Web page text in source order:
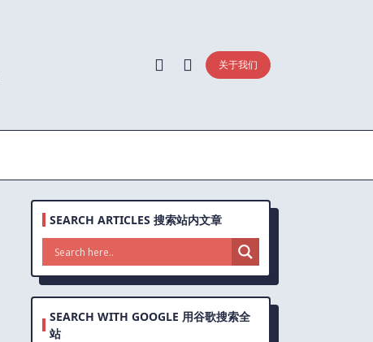
关于我们
SEARCH ARTICLES 搜索站内文章
SEARCH WITH GOOGLE 用谷歌搜索全
站